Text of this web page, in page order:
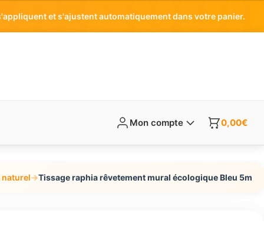
et s'ajustent automatiquement dans votre panier.
Mon compte 0,00€
naturel→Tissage raphia rêvetement mural écologique Bleu 5m